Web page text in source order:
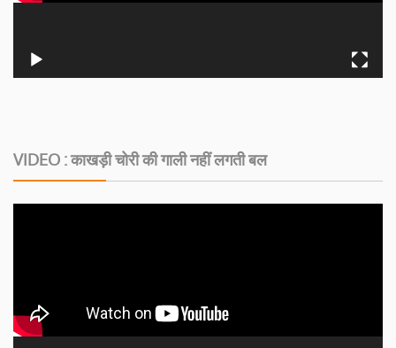
VIDEO : काखड़ी चोरी की गाली नहीं लगती बल